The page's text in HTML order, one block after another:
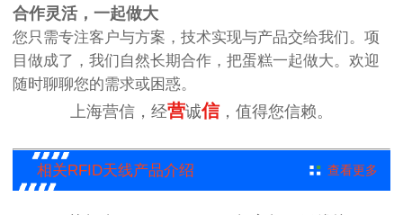
合作灵活，一起做大
您只需专注客户与方案，技术实现与产品交给我们。项
目做成了，我们自然长期合作，把蛋糕一起做大。欢迎
随时聊聊您的需求或困惑。
上海营信，经营诚信，值得您信赖。
相关RFID天线产品介绍 查看更多